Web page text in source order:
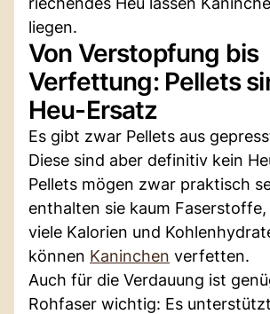
liegen.
Von Verstopfung bis
Verfettung: Pellets
Heu-Ersatz
Es gibt zwar Pellets aus
Diese sind aber definitiv kein
Pellets mögen zwar praktisch
enthalten sie kaum
viele Kalorien und
können Kaninchen verfetten.
Auch für die Verdauung ist
Rohfaser wichtig: Es